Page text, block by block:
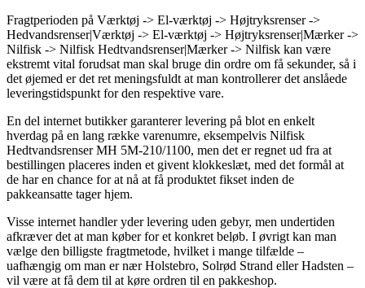
Fragtperioden på Værktøj -> El-værktøj -> Højtryksrenser ->
Hedvandsrenser|Værktøj -> El-værktøj -> Højtryksrenser|Mærker ->
Nilfisk -> Nilfisk Hedtvandsrenser|Mærker -> Nilfisk kan være
ekstremt vital forudsat man skal bruge din ordre om få sekunder, så i
det øjemed er det ret meningsfuldt at man kontrollerer det anslåede
leveringstidspunkt for den respektive vare.
En del internet butikker garanterer levering på blot en enkelt
hverdag på en lang række varenumre, eksempelvis Nilfisk
Hedtvandsrenser MH 5M-210/1100, men det er regnet ud fra at
bestillingen placeres inden et givent klokkeslæt, med det formål at
de har en chance for at nå at få produktet fikset inden de
pakkeansatte tager hjem.
Visse internet handler yder levering uden gebyr, men undertiden
afkræver det at man køber for et konkret beløb. I øvrigt kan man
vælge den billigste fragtmetode, hvilket i mange tilfælde –
uafhængig om man er nær Holstebro, Solrød Strand eller Hadsten –
vil være at få dem til at køre ordren til en pakkeshop.